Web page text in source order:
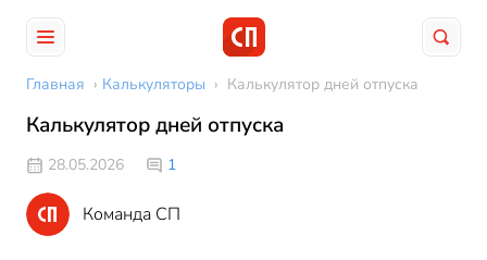
Главная › Калькуляторы › Калькулятор дней отпуска
Калькулятор дней отпуска
28.05.2026 1
Команда СП